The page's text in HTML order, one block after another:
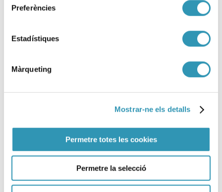
Preferències
Estadístiques
Màrqueting
Mostrar-ne els detalls
Permetre totes les cookies
Permetre la selecció
La salut i els drets sexuals i
reproductius a Barcelona 2024
12-02-2026